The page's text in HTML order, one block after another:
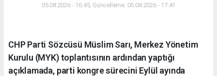
05.08.2026 - 16:45, Güncelleme: 05.08.2026 - 17:41
CHP Parti Sözcüsü Müslim Sarı, Merkez Yönetim
Kurulu (MYK) toplantısının ardından yaptığı
açıklamada, parti kongre sürecini Eylül ayında